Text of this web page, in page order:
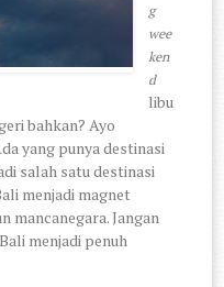
g
wee
ken
d
libu
bahkan? Ayo
yang punya destinasi
salah satu destinasi
menjadi magnet
mancanegara. Jangan
menjadi penuh